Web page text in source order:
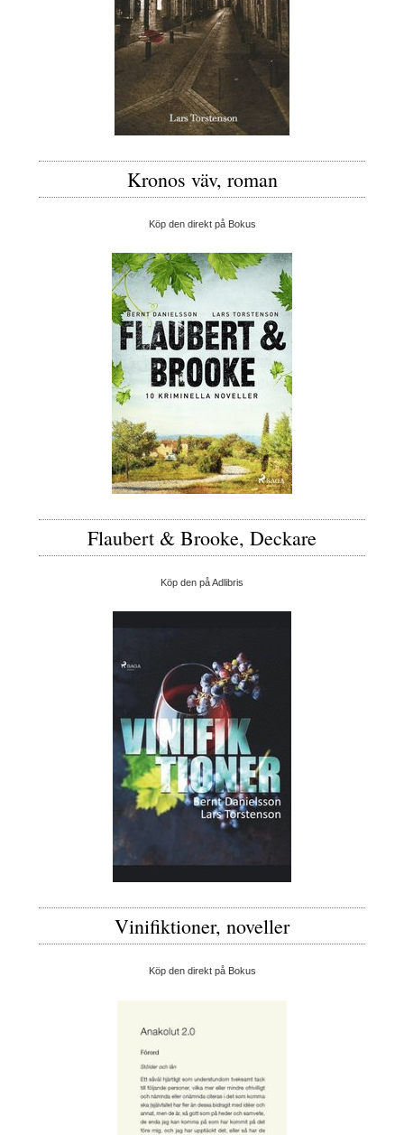
Kronos väv, roman
Köp den direkt på Bokus
Flaubert & Brooke, Deckare
Köp den på Adlibris
Vinifiktioner, noveller
Köp den direkt på Bokus